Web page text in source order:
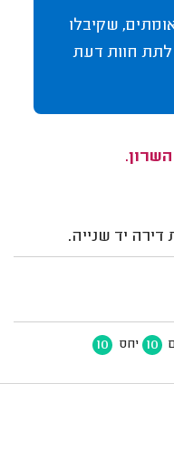
שקיבלו
לתת חוות דעת
יד שנייה.
10 יחס 10